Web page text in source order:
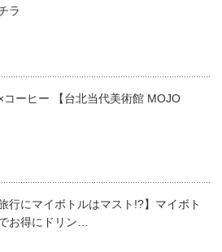
ラ
コーヒー 【台北当代美術館 MOJO
旅行にマイボトルはマスト!?】マイボト
お得にドリン…